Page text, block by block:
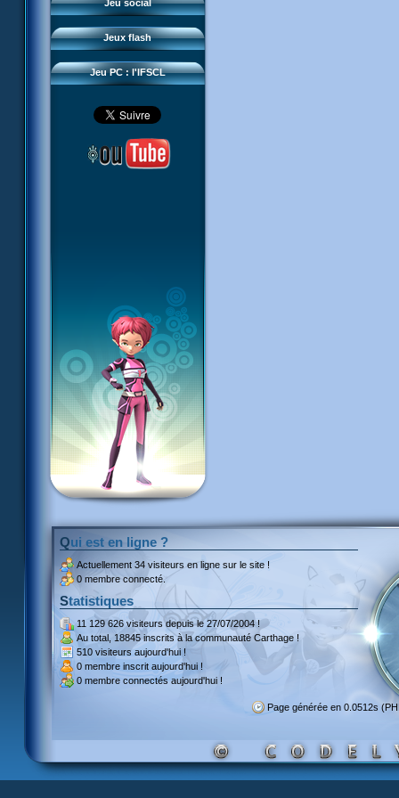
Jeu social
Jeux flash
Sector 2 Escape
Jeu PC : l'IFSCL
Téléchargements
Réseau IFSCL
Qui est en ligne ?
Actuellement 34 visiteurs en ligne sur le site !
0 membre connecté.
Statistiques
11 129 626 visiteursdepuis le 27/07/2004 !
Au total, 18845 inscritsà la communauté Carthage !
510 visiteurs aujourd'hui !
0 membre inscrit aujourd'hui !
0 membre connectés aujourd'hui !
Page générée en 0.0512s